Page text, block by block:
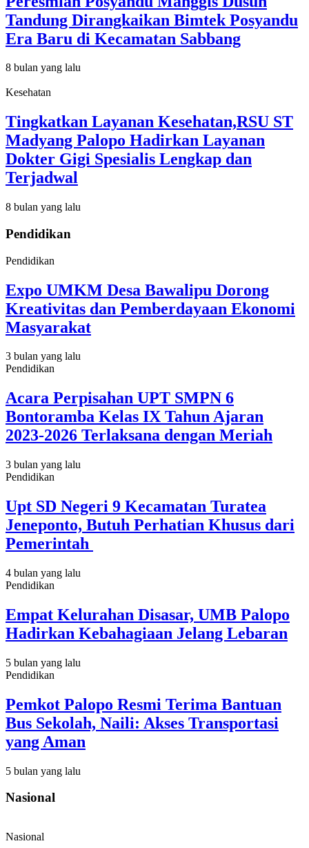
Tandung Dirangkaikan Bimtek Posyandu
Era Baru di Kecamatan Sabbang
8 bulan yang lalu
Kesehatan
Tingkatkan Layanan Kesehatan,RSU ST
Madyang Palopo Hadirkan Layanan
Dokter Gigi Spesialis Lengkap dan
Terjadwal
8 bulan yang lalu
Pendidikan
Pendidikan
Expo UMKM Desa Bawalipu Dorong
Kreativitas dan Pemberdayaan Ekonomi
Masyarakat
3 bulan yang lalu
Pendidikan
Acara Perpisahan UPT SMPN 6
Bontoramba Kelas IX Tahun Ajaran
2023-2026 Terlaksana dengan Meriah
3 bulan yang lalu
Pendidikan
Upt SD Negeri 9 Kecamatan Turatea
Jeneponto, Butuh Perhatian Khusus dari
Pemerintah
4 bulan yang lalu
Pendidikan
Empat Kelurahan Disasar, UMB Palopo
Hadirkan Kebahagiaan Jelang Lebaran
5 bulan yang lalu
Pendidikan
Pemkot Palopo Resmi Terima Bantuan
Bus Sekolah, Naili: Akses Transportasi
yang Aman
5 bulan yang lalu
Nasional
Nasional